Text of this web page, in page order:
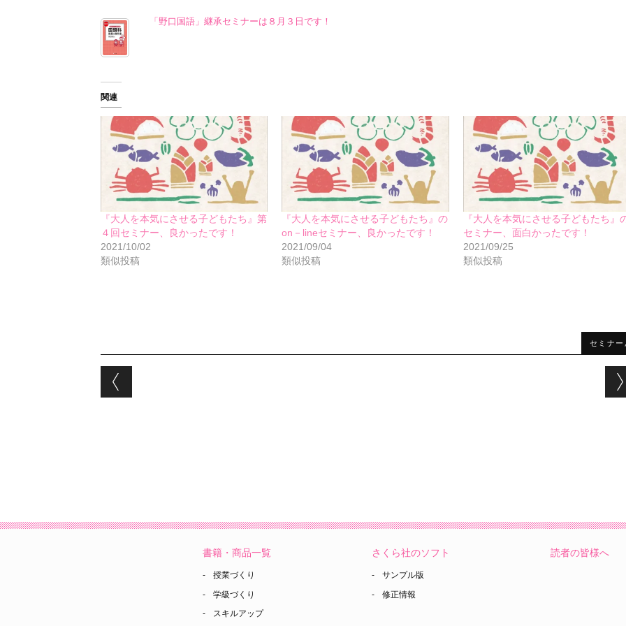
「野口国語」継承セミナーは８月３日です！
関連
『大人を本気にさせる子どもたち』第
４回セミナー、良かったです！
2021/10/02
類似投稿
『大人を本気にさせる子どもたち』の
on－lineセミナー、良かったです！
2021/09/04
類似投稿
『大人を本気にさせる子どもたち』
セミナー、面白かったです！
2021/09/25
類似投稿
セミナ
Post navigation
書籍・商品一覧
授業づくり
学級づくり
スキルアップ
さくら社のソフト
サンプル版
修正情報
読者の皆様へ